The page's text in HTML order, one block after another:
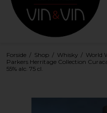
Forside / Shop / Whisky / World
Parkers Herritage Collection
55% alc. 75 cl.